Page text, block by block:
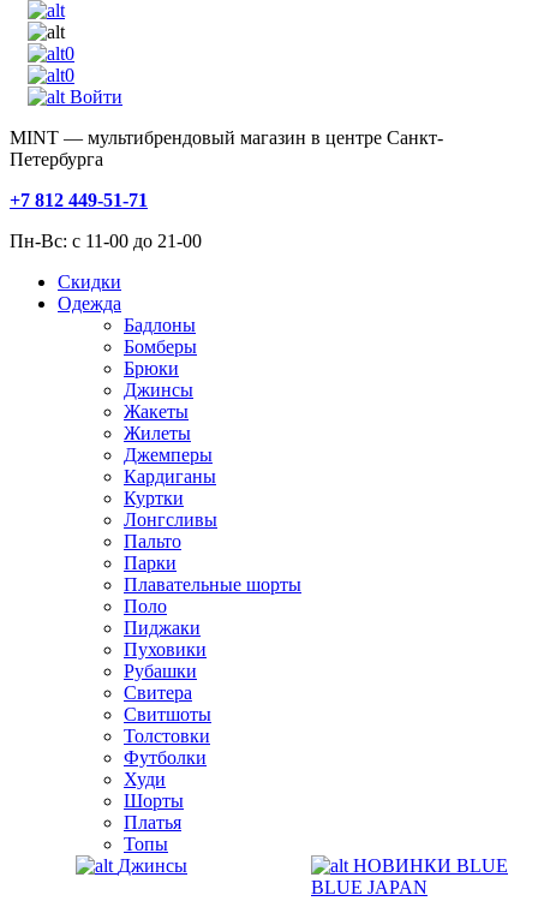
0
0
Войти
MINT — мультибрендовый магазин в центре Санкт-
Петербурга
+7 812 449-51-71
Пн-Вс: с 11-00 до 21-00
Скидки
Одежда
Бадлоны
Бомберы
Брюки
Джинсы
Жакеты
Жилеты
Джемперы
Кардиганы
Куртки
Лонгсливы
Пальто
Парки
Плавательные шорты
Поло
Пиджаки
Пуховики
Рубашки
Свитера
Свитшоты
Толстовки
Футболки
Худи
Шорты
Платья
Топы
Джинсы
НОВИНКИ BLUE
BLUE JAPAN